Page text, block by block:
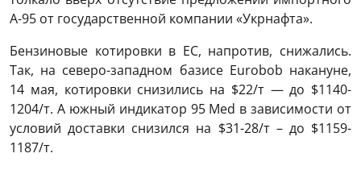
А-95 от государственной компании «Укрнафта».
Бензиновые котировки в ЕС, напротив, снижались.
Так, на северо-западном базисе Eurobob накануне,
14 мая, котировки снизились на $22/т — до $1140-
1204/т. А южный индикатор 95 Med в зависимости от
условий доставки снизился на $31-28/т – до $1159-
1187/т.